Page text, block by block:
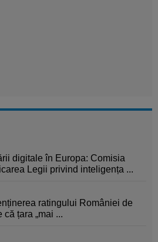
digitale în Europa: Comisia
Legii privind inteligența ...
ratingului României de
că țara „mai ...